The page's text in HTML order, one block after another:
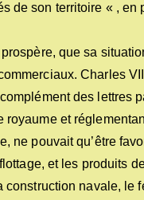
de son territoire « , en
que sa
Charles
des lettres
et
ne pouvait qu’être
et les produits
navale, le